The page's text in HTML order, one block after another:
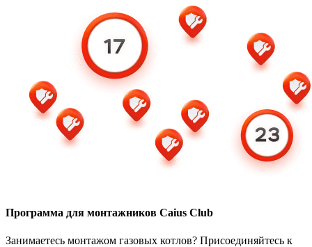
Программа для монтажников Caius Club
Занимаетесь монтажом газовых котлов? Присоединяйтесь к